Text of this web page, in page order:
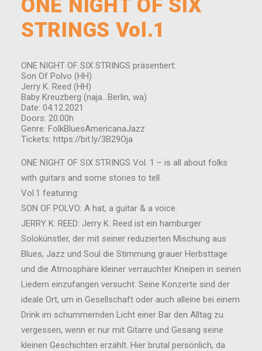
ONE NIGHT OF SIX
STRINGS Vol.1
ONE NIGHT OF SIX STRINGS präsentiert:
Son Of Polvo (HH)
Jerry K. Reed (HH)
Baby Kreuzberg (naja…Berlin, wa)
Date: 04.12.2021
Doors: 20.00h
Genre: FolkBluesAmericanaJazz
Tickets: https://bit.ly/3B29Oja
ONE NIGHT OF SIX STRINGS Vol. 1 – is all about folks
with guitars and some stories to tell.
Vol.1 featuring:
SON OF POLVO: A hat, a guitar & a voice.
JERRY K: REED: Jerry K. Reed ist ein hamburger
Solokünstler, der mit seiner reduzierten Mischung aus
Blues, Jazz und Soul die Stimmung grauer Herbsttage
und die Atmosphäre kleiner verrauchter Kneipen in seinen
Liedern einzufangen versucht. Seine Konzerte sind der
ideale Ort, um in Gesellschaft oder auch alleine bei einem
Drink im schummernden Licht einer Bar den Alltag zu
vergessen, wenn er nur mit Gitarre und Gesang seine
kleinen Geschichten erzählt. Hier brutal persönlich, da